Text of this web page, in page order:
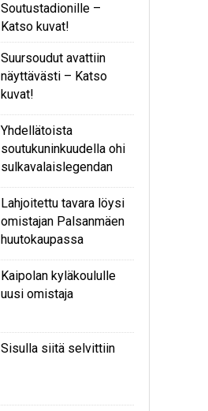
Soutustadionille –
Katso kuvat!
Suursoudut avattiin
näyttävästi – Katso
kuvat!
Yhdellätoista
soutukuninkuudella ohi
sulkavalaislegendan
Lahjoitettu tavara löysi
omistajan Palsanmäen
huutokaupassa
Kaipolan kyläkoululle
uusi omistaja
Sisulla siitä selvittiin